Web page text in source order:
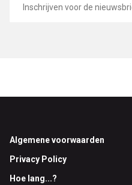
mailadres
Footer
Algemene voorwaarden
Privacy Policy
Hoe lang...?